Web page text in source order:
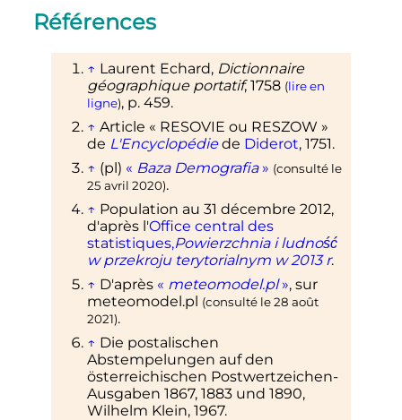
Références
↑ Laurent Echard, Dictionnaire
géographique portatif,1758 (lire en
ligne), p. 459.
↑ Article « RESOVIE ou RESZOW »
de L'Encyclopédiede Diderot, 1751.
↑ (pl) « Baza Demografia » (consulté le
25 avril 2020).
↑ Population au 31 décembre 2012,
d'après l'Office central des
statistiques,Powierzchnia i ludność
w przekroju terytorialnym w 2013 r.
↑ D'après « meteomodel.pl », sur
meteomodel.pl (consulté le28 août
2021).
↑ Die postalischen
Abstempelungen auf den
österreichischen Postwertzeichen-
Ausgaben 1867, 1883 und 1890,
Wilhelm Klein, 1967.